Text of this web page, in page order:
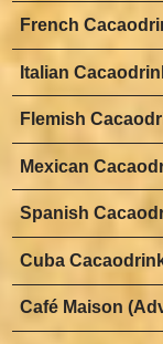
French
Italian
Flemish
Mexican
Spanish
Cuba
Café Maison